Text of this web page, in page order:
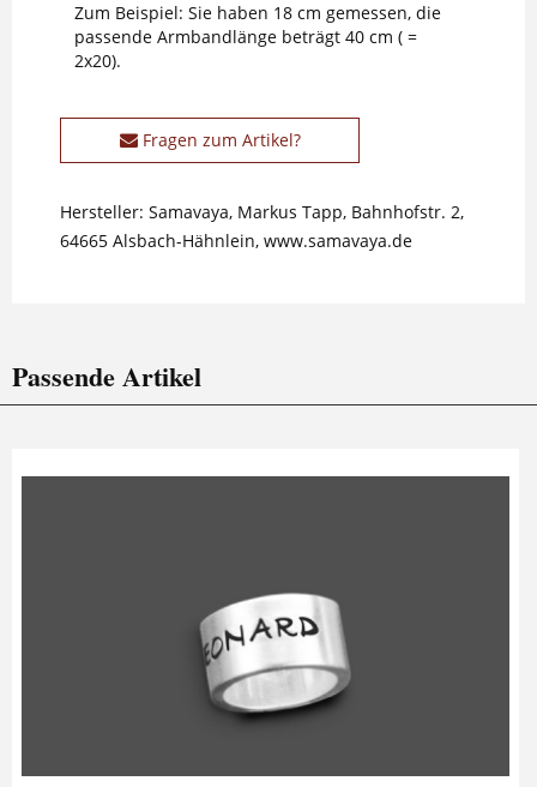
Zum Beispiel: Sie haben 18 cm gemessen, die
passende Armbandlänge beträgt 40 cm ( =
2x20).
Fragen zum Artikel?
Hersteller: Samavaya, Markus Tapp, Bahnhofstr. 2,
64665 Alsbach-Hähnlein, www.samavaya.de
Passende Artikel